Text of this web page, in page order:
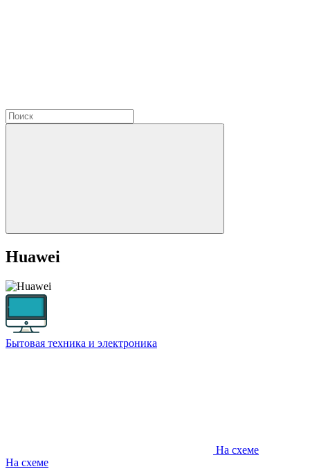
Huawei
Бытовая техника и электроника
На схеме
На схеме